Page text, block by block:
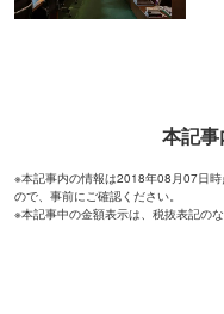
本記
※本記事内の情報は2018年08月07日
ので、事前にご確認ください。
※本記事中の金額表示は、税抜表記の